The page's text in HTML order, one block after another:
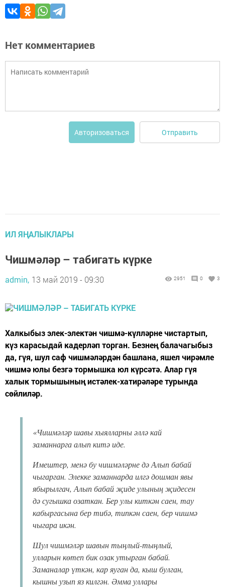
Нет комментариев
Авторизоваться Отправить
ИЛ ЯҢАЛЫКЛАРЫ
Чишмәләр – табигать күрке
admin, 13 май 2019 - 09:30 2951 0 3
Халкыбыз элек-электән чишмә-күлләрне чистартып,
күз карасыдай кадерләп торган. Безнең балачагыбыз
да, гүя, шул саф чишмәләрдән башлана, яшел чирәмле
чишмә юлы безгә тормышка юл күрсәтә. Алар гүя
халык тормышының истәлек-хатирәләре турында
сөйлиләр.
«Чишмәләр шавы хыялларны әллә кай
заманнарга алып китә иде.
Имештер, менә бу чишмәләрне дә Алып бабай
чыгарган. Элекке заманнарда илгә дошман явы
ябырылгач, Алып бабай җиде улының җидесен
дә сугышка озаткан. Бер улы киткән саен, тау
кабыргасына бер тибә, типкән саен, бер чишмә
чыгара икән.
Шул чишмәләр шавын тыңлый-тыңлый,
улларын көтеп бик озак утырган бабай.
Заманалар үткән, кар яуган да, кыш булган,
кышны узып яз килгән. Әмма уллары